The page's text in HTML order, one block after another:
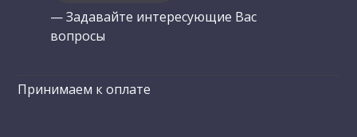
— Задавайте интересующие Вас
вопросы
Принимаем к оплате